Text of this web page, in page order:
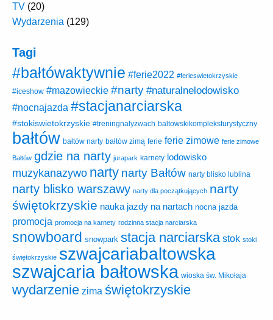
TV (20)
Wydarzenia (129)
Tagi
#bałtówaktywnie #ferie2022 #ferieswietokrzyskie
#iceshow #mazowieckie #narty #naturalnelodowisko
#nocnajazda #stacjanarciarska
#stokiswietokrzyskie #treningnalyzwach baltowskikompleksturystyczny
bałtów bałtów narty bałtów zimą ferie ferie zimowe ferie zimowe
Bałtów gdzie na narty jurapark karnety lodowisko
muzykanazywo narty narty Bałtów narty blisko lublina
narty blisko warszawy narty dla początkujących narty
świętokrzyskie nauka jazdy na nartach nocna jazda
promocja promocja na karnety rodzinna stacja narciarska
snowboard snowpark stacja narciarska stok stoki
świętokrzyskie szwajcariabaltowska
szwajcaria bałtowska wioska św. Mikołaja
wydarzenie zima świętokrzyskie